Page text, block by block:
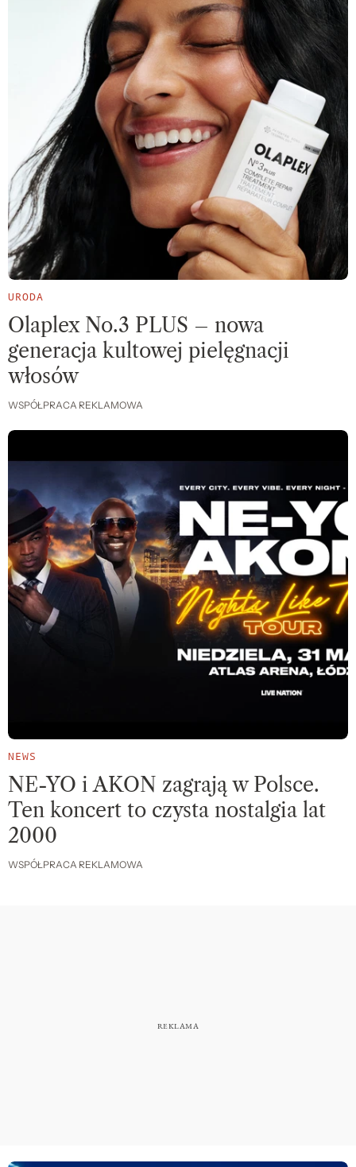
URODA
Olaplex No.3 PLUS – nowa
generacja kultowej pielęgnacji
włosów
WSPÓŁPRACA REKLAMOWA
NEWS
NE-YO i AKON zagrają w Polsce.
Ten koncert to czysta nostalgia lat
2000
WSPÓŁPRACA REKLAMOWA